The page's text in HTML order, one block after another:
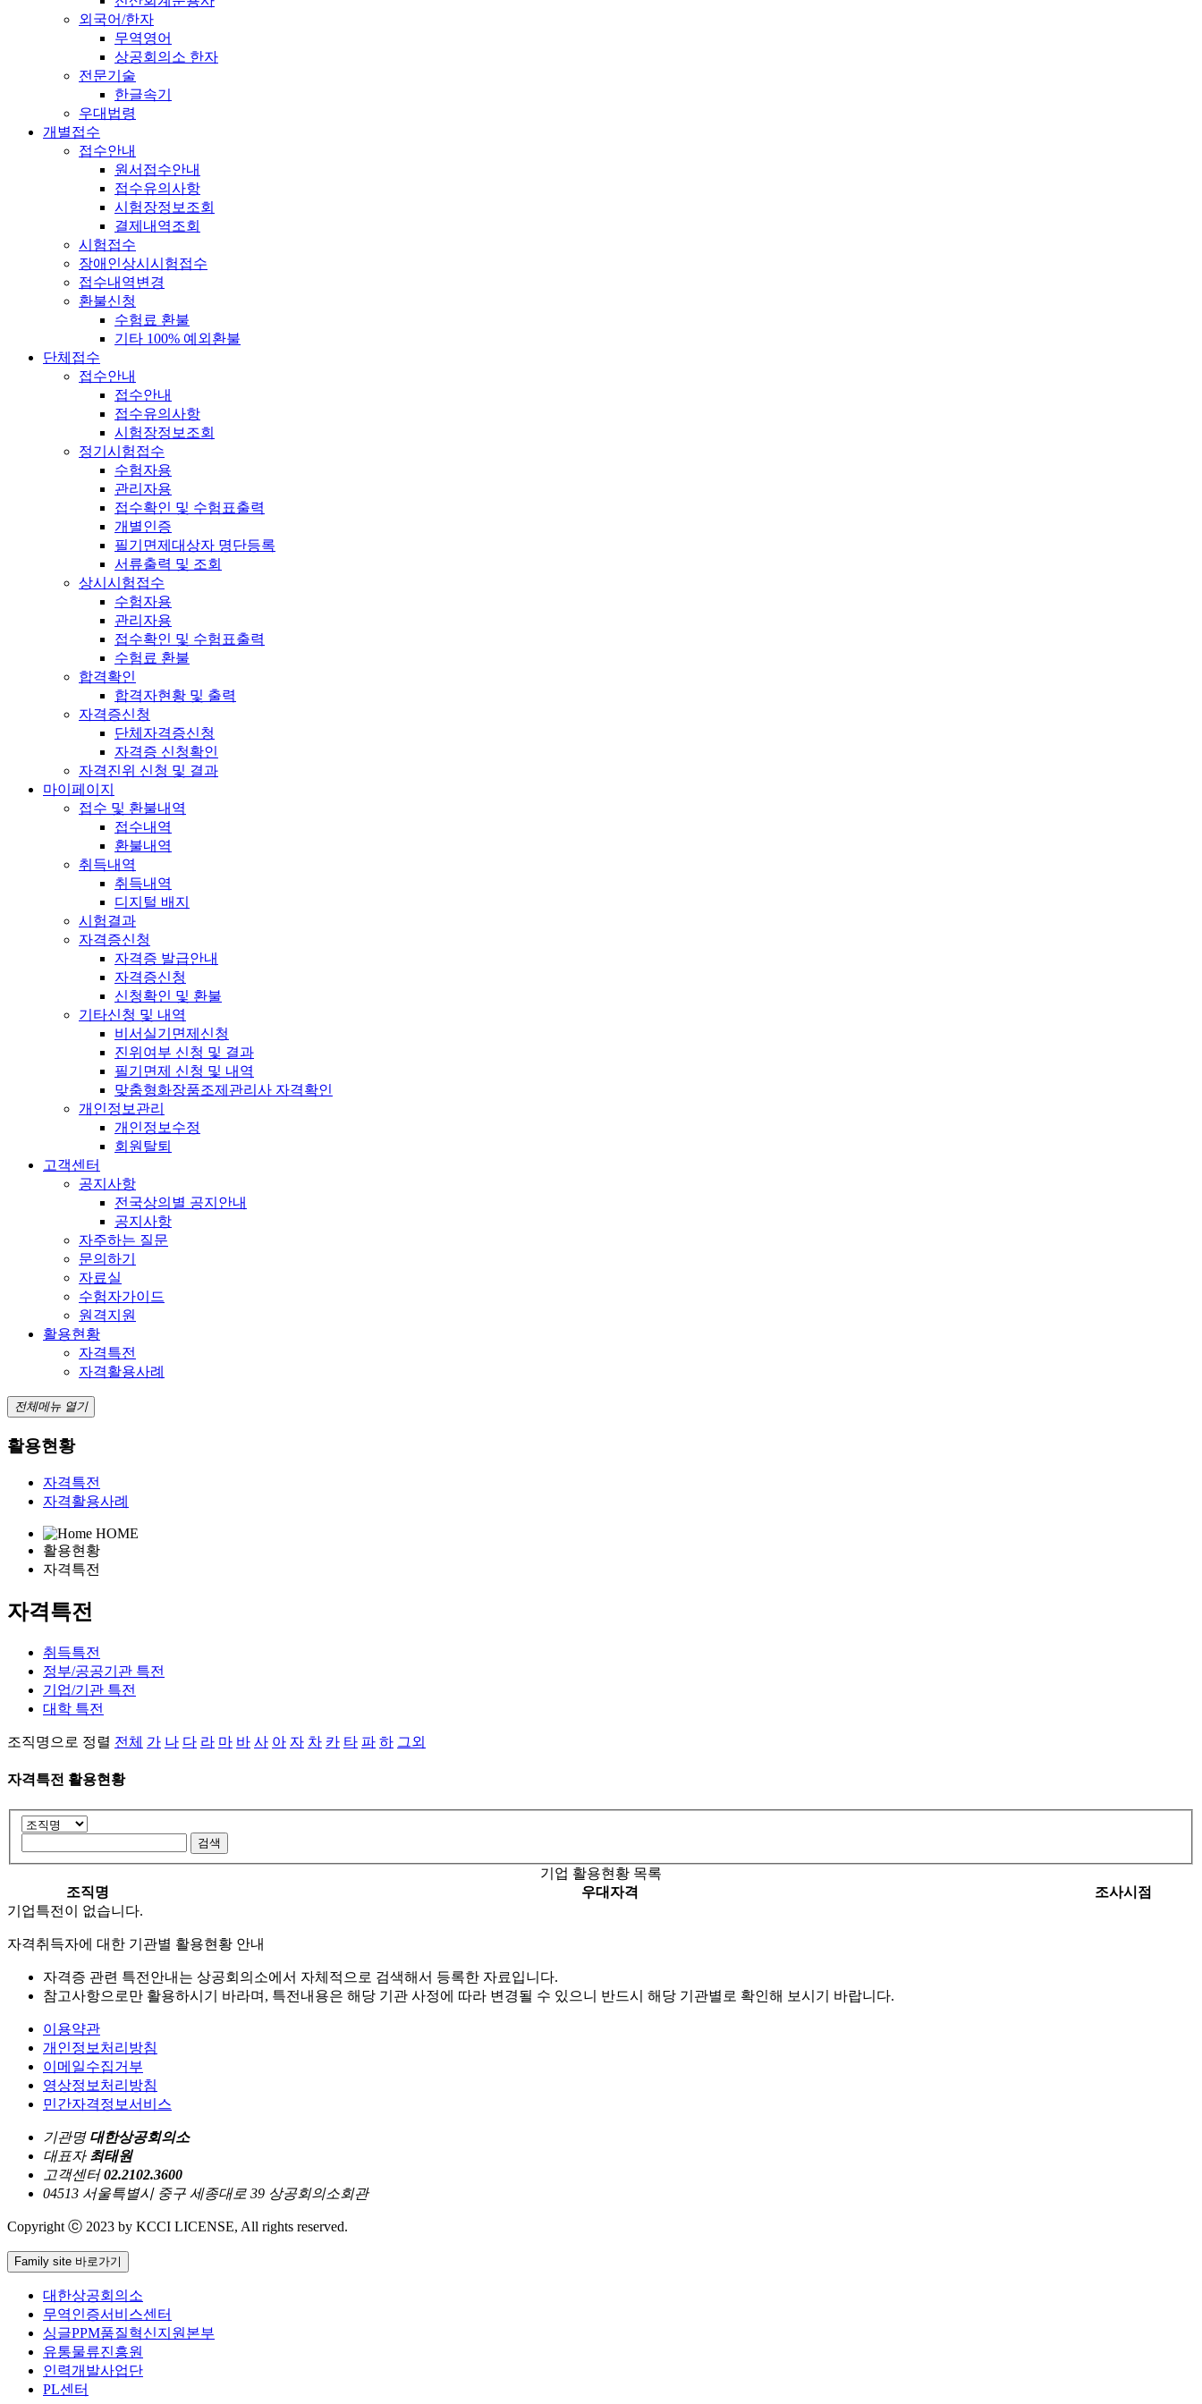
외국어/한자
무역영어
상공회의소 한자
전문기술
한글속기
우대법령
개별접수
접수안내
원서접수안내
접수유의사항
시험장정보조회
결제내역조회
시험접수
장애인상시시험접수
접수내역변경
환불신청
수험료 환불
기타 100% 예외환불
단체접수
접수안내
접수안내
접수유의사항
시험장정보조회
정기시험접수
수험자용
관리자용
접수확인 및 수험표출력
개별인증
필기면제대상자 명단등록
서류출력 및 조회
상시시험접수
수험자용
관리자용
접수확인 및 수험표출력
수험료 환불
합격확인
합격자현황 및 출력
자격증신청
단체자격증신청
자격증 신청확인
자격진위 신청 및 결과
마이페이지
접수 및 환불내역
접수내역
환불내역
취득내역
취득내역
디지털 배지
시험결과
자격증신청
자격증 발급안내
자격증신청
신청확인 및 환불
기타신청 및 내역
비서실기면제신청
진위여부 신청 및 결과
필기면제 신청 및 내역
맞춤형화장품조제관리사 자격확인
개인정보관리
개인정보수정
회원탈퇴
고객센터
공지사항
전국상의별 공지안내
공지사항
자주하는 질문
문의하기
자료실
수험자가이드
원격지원
활용현황
자격특전
자격활용사례
전체메뉴 열기
활용현황
자격특전
자격활용사례
HOME
활용현황
자격특전
자격특전
취득특전
정부/공공기관 특전
기업/기관 특전
대학 특전
조직명으로 정렬 전체 가 나 다 라 마 바 사 아 자 차 카 타 파 하 그외
자격특전 활용현황
기업 활용현황 목록
조직명
우대자격
조사시점
기업특전이 없습니다.
자격취득자에 대한 기관별 활용현황 안내
자격증 관련 특전안내는 상공회의소에서 자체적으로 검색해서 등록한 자료입니다.
참고사항으로만 활용하시기 바라며, 특전내용은 해당 기관 사정에 따라 변경될 수 있으니 반드시 해당 기관별로 확인해 보시기 바랍니다.
이용약관
개인정보처리방침
이메일수집거부
영상정보처리방침
민간자격정보서비스
기관명 대한상공회의소
대표자 최태원
고객센터 02.2102.3600
04513 서울특별시 중구 세종대로 39 상공회의소회관
Copyright ⓒ 2023 by KCCI LICENSE, All rights reserved.
Family site 바로가기
대한상공회의소
무역인증서비스센터
싱글PPM품질혁신지원본부
유통물류진흥원
인력개발사업단
PL센터